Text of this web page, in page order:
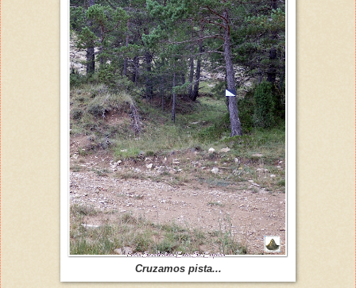
Cruzamos pista...